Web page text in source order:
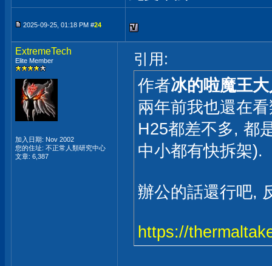
2025-09-25, 01:18 PM #24
ExtremeTech
Elite Member
加入日期: Nov 2002
您的住址: 不正常人類研究中心
文章: 6,387
引用:
作者冰的啦魔王
兩年前我也還在
H25都差不多, 都
中小都有快拆架).
辦公的話還行吧,
https://